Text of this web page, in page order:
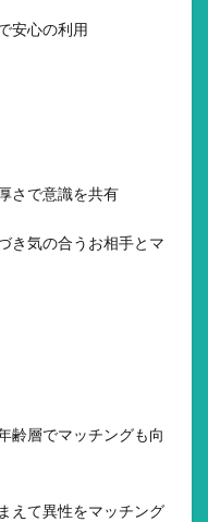
安心の利用
さで意識を共有
き気の合うお相手とマ
齢層でマッチングも向
えて異性をマッチング